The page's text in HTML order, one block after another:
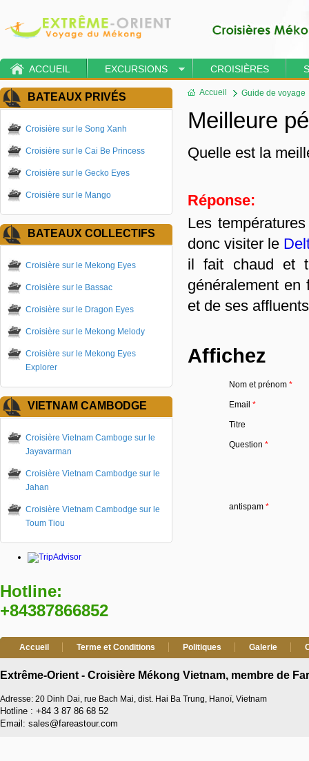
ACCUEIL EXCURSIONS CROISIÈRES
BATEAUX PRIVÉS
Croisière sur le Song Xanh
Croisière sur le Cai Be Princess
Croisière sur le Gecko Eyes
Croisière sur le Mango
BATEAUX COLLECTIFS
Croisière sur le Mekong Eyes
Croisière sur le Bassac
Croisière sur le Dragon Eyes
Croisière sur le Mekong Melody
Croisière sur le Mekong Eyes
Explorer
VIETNAM CAMBODGE
Croisière Vietnam Camboge sur le
Jayavarman
Croisière Vietnam Cambodge sur le
Jahan
Croisière Vietnam Cambodge sur le
Toum Tiou
Hotline:
+84387866852
Accueil Guide de voyage
Meilleure
Quelle est la
Réponse:
Les
donc visiter le
il fait chaud et
généralement en
et de ses
Affichez
Nom et prénom *
Email *
Titre
Question *
antispam *
Accueil Terme et Conditions Politiques Galerie
Extrême-Orient - Croisière Mékong Vietnam, membre de
Adresse: 20 Dinh Dai, rue Bach Mai, dist. Hai Ba Trung, Hanoï, Vietnam
Hotline : +84 3 87 86 68 52
Email: sales@fareastour.com